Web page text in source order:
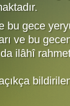
bu gece
ve bu
ilâhî